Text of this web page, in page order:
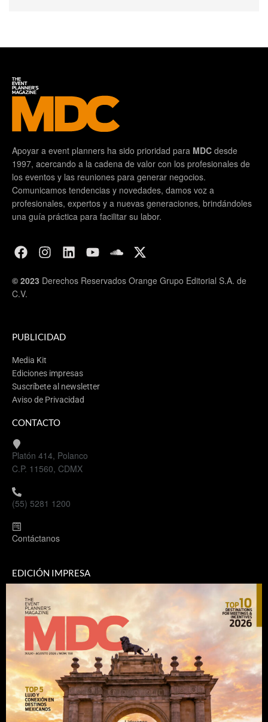
Apoyar a event planners ha sido prioridad para MDC desde
1997, acercando a la cadena de valor con los profesionales de
los eventos y las reuniones para generar negocios.
Comunicamos tendencias y novedades, damos voz a
profesionales, expertos y a nuevas generaciones, brindándoles
una guía práctica para facilitar su labor.
© 2023 Derechos Reservados Orange Grupo Editorial S.A. de
C.V.
PUBLICIDAD
Media Kit
Ediciones impresas
Suscríbete al newsletter
Aviso de Privacidad
CONTACTO
Platón 414, Polanco
C.P. 11560, CDMX
(55) 5281 1200
Contáctanos
EDICIÓN IMPRESA